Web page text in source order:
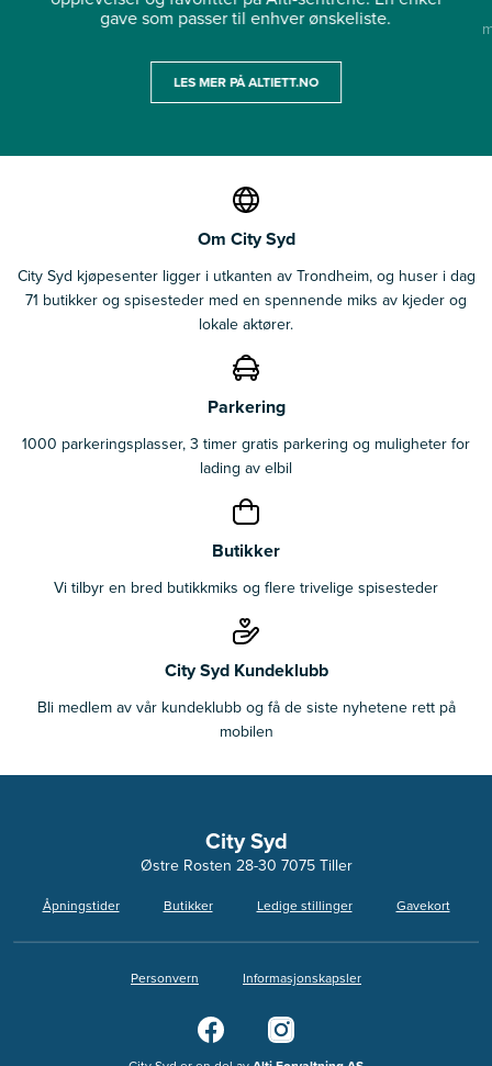
gave som passer til enhver ønskeliste.
LES MER PÅ ALTIETT.NO
Om City Syd
City Syd kjøpesenter ligger i utkanten av Trondheim, og huser i dag
71 butikker og spisesteder med en spennende miks av kjeder og
lokale aktører.
Parkering
1000 parkeringsplasser, 3 timer gratis parkering og muligheter for
lading av elbil
Butikker
Vi tilbyr en bred butikkmiks og flere trivelige spisesteder
City Syd Kundeklubb
Bli medlem av vår kundeklubb og få de siste nyhetene rett på
mobilen
City Syd
Østre Rosten 28-30 7075 Tiller
Åpningstider Butikker Ledige stillinger Gavekort
Personvern Informasjonskapsler